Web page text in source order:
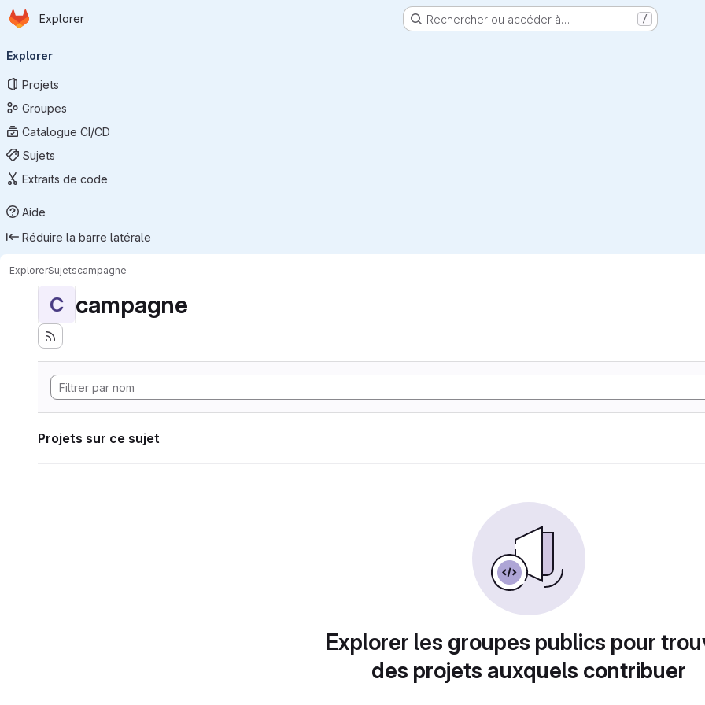
Passer au contenu principal
Page d'accueil
Explorer Rechercher ou accéder à… /
principale
Explorer
Projets
Groupes
Catalogue CI/CD
Sujets
Extraits de code
Aide
Réduire la barre latérale
ExplorerSujetscampagne
C campagne
Projets sur ce sujet
Explorer les groupes publics pour
des projets auxquels contribuer